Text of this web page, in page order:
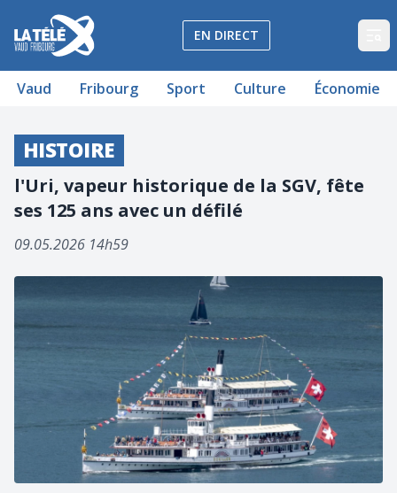
La Télé - Télévision régionale Vaud et Fribourg
EN DIRECT
Vaud Fribourg Sport Culture Économie
HISTOIRE
l'Uri, vapeur historique de la SGV, fête
ses 125 ans avec un défilé
09.05.2026 14h59